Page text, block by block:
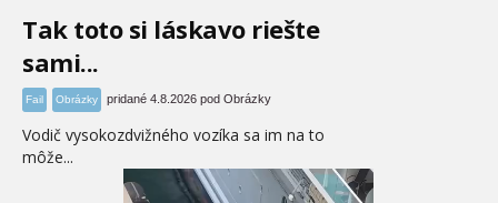
Tak toto si láskavo riešte
sami...
Fail Obrázky pridané 4.8.2026 pod Obrázky
Vodič vysokozdvižného vozíka sa im na to
môže...